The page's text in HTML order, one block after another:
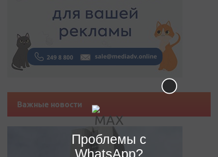
Важные новости
Проблемы с
WhatsApp?